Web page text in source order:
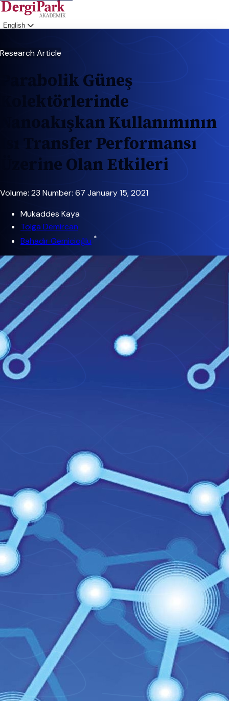
English
Research Article
Parabolik Güneş
Kolektörlerinde
Nanoakışkan Kullanımının
Isı Transfer Performansı
Üzerine Olan Etkileri
Volume: 23 Number: 67 January 15, 2021
Mukaddes Kaya
Tolga Demircan
Bahadır Gemicioğlu *